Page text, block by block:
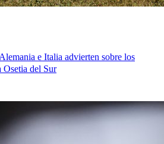
e Italia advierten sobre los
Osetia del Sur